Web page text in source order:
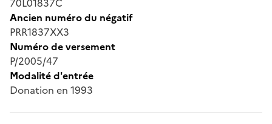
Ancien numéro du négatif
PRR1837XX3
Numéro de versement
P/2005/47
Modalité d'entrée
Donation en 1993